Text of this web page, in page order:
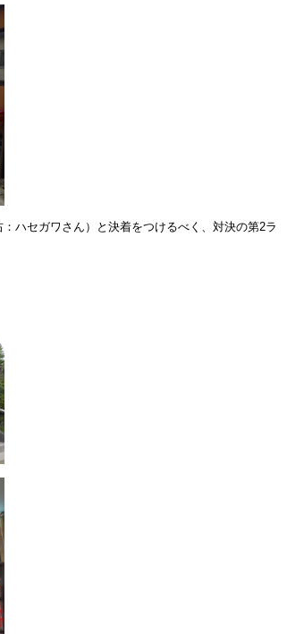
ハセガワさん）と決着をつけるべく、対決の第2ラ